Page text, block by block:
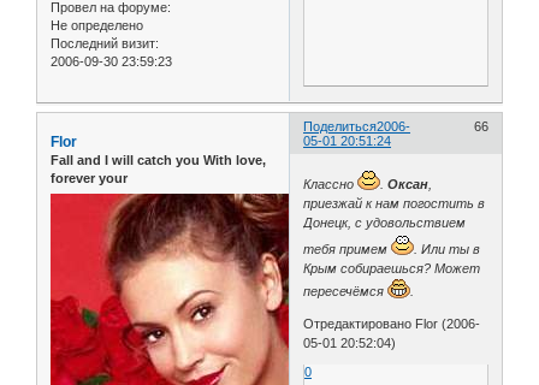
Провел на форуме:
Не определено
Последний визит:
2006-09-30 23:59:23
Поделиться 66
2006-
05-01 20:51:24
Flor
Fall and I will catch you With love,
forever your
Классно .Оксан
приезжай к нам погостить в
Донецк, с удовольствием
тебя примем
. Или ты в
Крым собираешься? Может
пересечёмся
Отредактировано Flor (2006-
05-01 20:52:04)
0